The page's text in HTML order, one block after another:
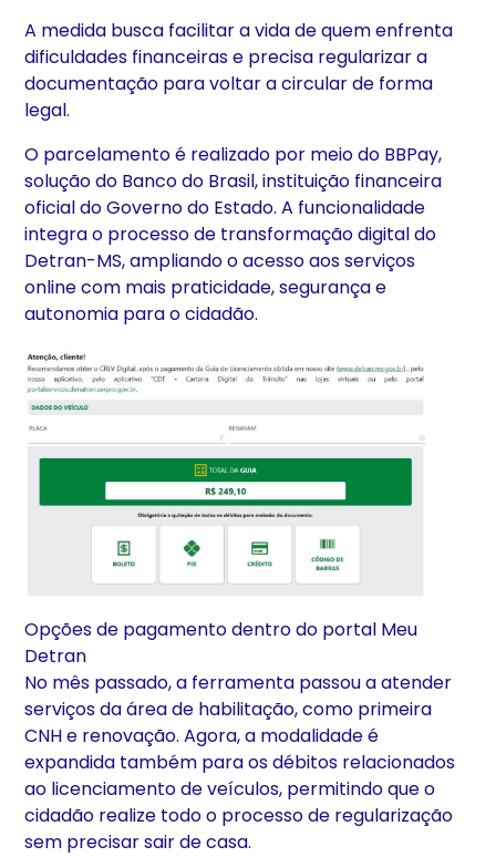
A medida busca facilitar a vida de quem enfrenta
dificuldades financeiras e precisa regularizar a
documentação para voltar a circular de forma
legal.
O parcelamento é realizado por meio do BBPay,
solução do Banco do Brasil, instituição financeira
oficial do Governo do Estado. A funcionalidade
integra o processo de transformação digital do
Detran-MS, ampliando o acesso aos serviços
online com mais praticidade, segurança e
autonomia para o cidadão.
Opções de pagamento dentro do portal Meu
Detran
No mês passado, a ferramenta passou a atender
serviços da área de habilitação, como primeira
CNH e renovação. Agora, a modalidade é
expandida também para os débitos relacionados
ao licenciamento de veículos, permitindo que o
cidadão realize todo o processo de regularização
sem precisar sair de casa.